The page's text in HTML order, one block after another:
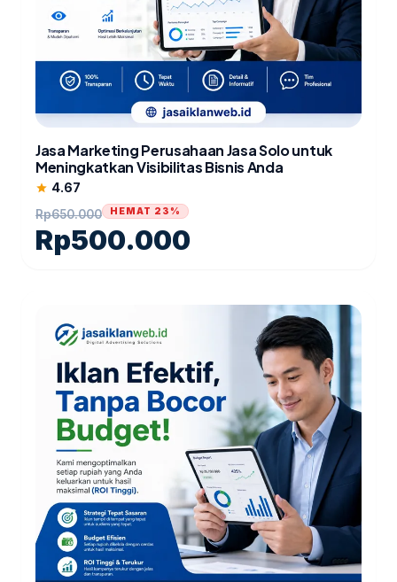
Jasa Marketing Perusahaan Jasa Solo untuk
Meningkatkan Visibilitas Bisnis Anda
star 4.67
Rp650.000
Rp500.000
HEMAT 23%